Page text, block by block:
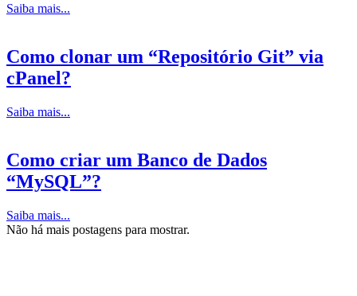
Saiba mais...
Como clonar um “Repositório Git” via
cPanel?
Saiba mais...
Como criar um Banco de Dados
“MySQL”?
Saiba mais...
Não há mais postagens para mostrar.